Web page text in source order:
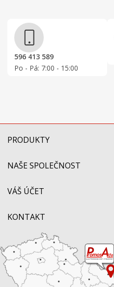
596 413 589
Po - Pá: 7:00 - 15:00
PRODUKTY
NAŠE SPOLEČNOST
VÁŠ ÚČET
KONTAKT